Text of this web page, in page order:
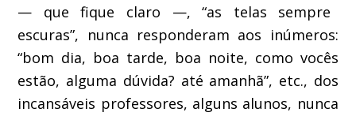
— que fique claro —, “as telas sempre
escuras”, nunca responderam aos inúmeros:
“bom dia, boa tarde, boa noite, como vocês
estão, alguma dúvida? até amanhã”, etc., dos
incansáveis professores, alguns alunos, nunca